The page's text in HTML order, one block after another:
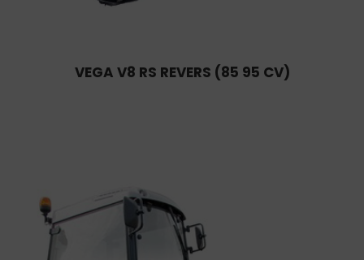
VEGA V8 RS REVERS (85 95 CV)